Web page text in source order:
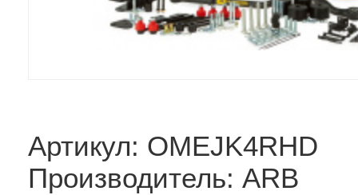
Артикул: OMEJK4RHD
Производитель: ARB